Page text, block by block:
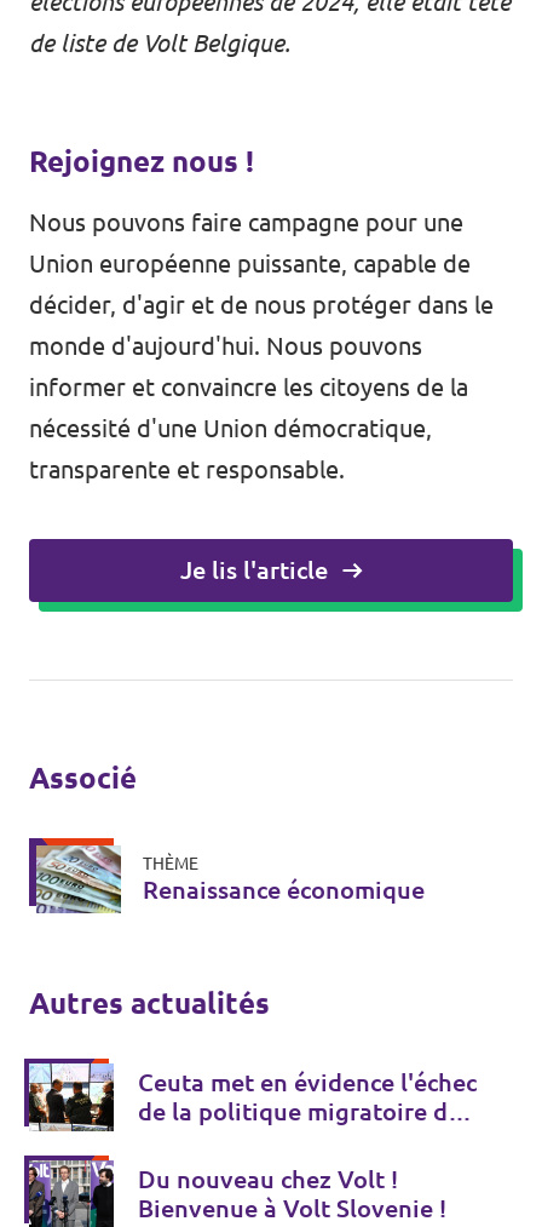
de liste de Volt Belgique.
Rejoignez nous !
Nous pouvons faire campagne pour une
Union européenne puissante, capable de
décider, d'agir et de nous protéger dans le
monde d'aujourd'hui. Nous pouvons
informer et convaincre les citoyens de la
nécessité d'une Union démocratique,
transparente et responsable.
Je lis l'article
Associé
THÈME
Renaissance économique
Autres actualités
Ceuta met en évidence l'échec
de la politique migratoire de
Du nouveau chez Volt !
Bienvenue à Volt Slovenie !